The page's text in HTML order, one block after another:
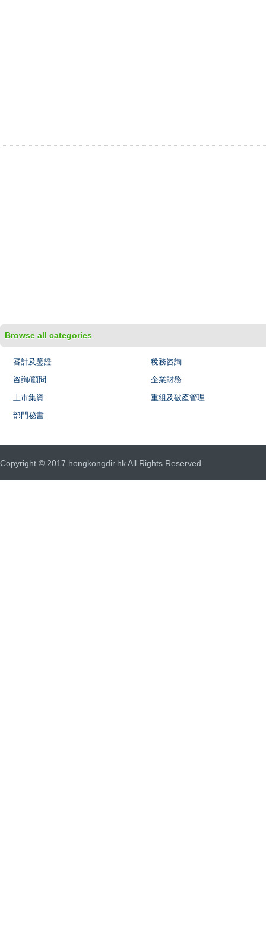
Browse all categories
審計及鑒證
稅務咨詢
咨詢/顧問
企業財務
上市集資
重組及破產管理
部門秘書
Copyright © 2017 hongkongdir.hk All Rights Reserved.